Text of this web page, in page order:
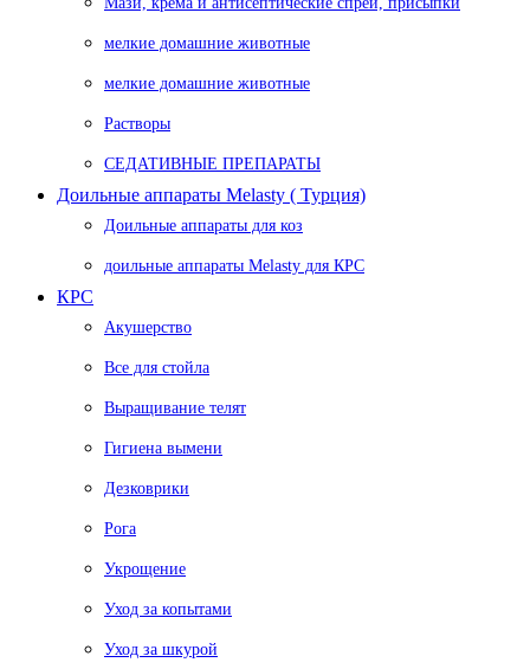
мелкие домашние животные
мелкие домашние животные
Растворы
СЕДАТИВНЫЕ ПРЕПАРАТЫ
Доильные аппараты Melasty ( Турция)
Доильные аппараты для коз
доильные аппараты Melasty для КРС
КРС
Акушерство
Все для стойла
Выращивание телят
Гигиена вымени
Дезковрики
Рога
Укрощение
Уход за копытами
Уход за шкурой